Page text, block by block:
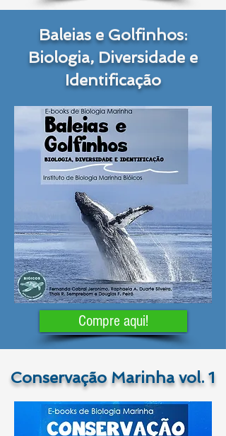
Baleias e Golfinhos:
Biologia, Diversidade e
Identificação
Compre aqui!
Conservação Marinha vol. 1